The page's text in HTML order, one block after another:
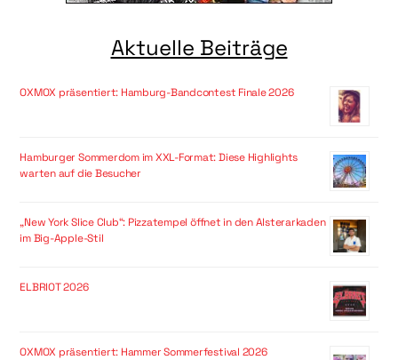
Aktuelle Beiträge
OXMOX präsentiert: Hamburg-Bandcontest Finale 2026
Hamburger Sommerdom im XXL-Format: Diese Highlights
warten auf die Besucher
„New York Slice Club“: Pizzatempel öffnet in den Alsterarkaden
im Big-Apple-Stil
ELBRIOT 2026
OXMOX präsentiert: Hammer Sommerfestival 2026